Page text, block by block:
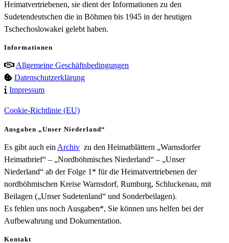
Heimatvertriebenen, sie dient der Informationen zu den
Sudetendeutschen die in Böhmen bis 1945 in der heutigen
Tschechoslowakei gelebt haben.
Informationen
Allgemeine Geschäftsbedingungen
Datenschutzerklärung
Impressum
Cookie-Richtlinie (EU)
Ausgaben „Unser Niederland“
Es gibt auch ein Archiv zu den Heimatblättern „Warnsdorfer
Heimatbrief“ – „Nordböhmisches Niederland“ – „Unser
Niederland“ ab der Folge 1* für die Heimatvertriebenen der
nordböhmischen Kreise Warnsdorf, Rumburg, Schluckenau, mit
Beilagen („Unser Sudetenland“ und Sonderbeilagen).
Es fehlen uns noch Ausgaben*, Sie können uns helfen bei der
Aufbewahrung und Dokumentation.
Kontakt